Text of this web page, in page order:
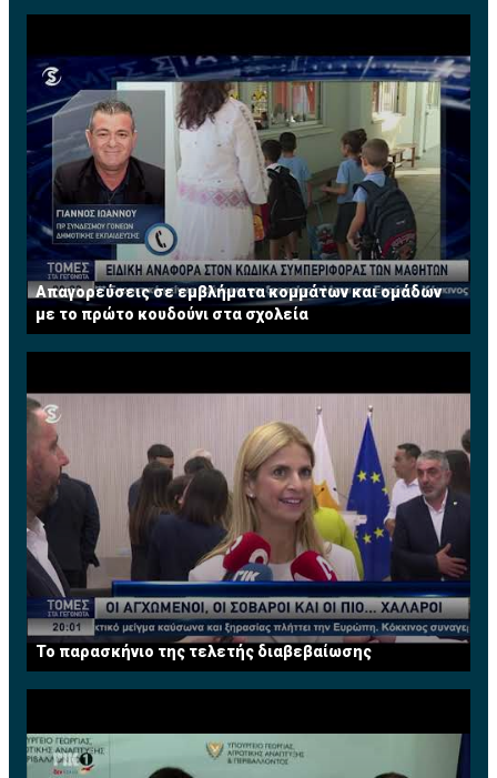
Απαγορεύσεις σε εμβλήματα κομμάτων και ομάδων
με το πρώτο κουδούνι στα σχολεία
Το παρασκήνιο της τελετής διαβεβαίωσης